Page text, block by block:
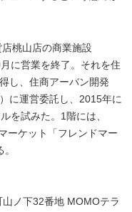
桃山店の商業施設
に営業を終了。それを住
し、住商アーバン開発
に運営委託し、2015年に
を試みた。1階には、
ーケット「フレンドマー
ノ下32番地 MOMOテラ